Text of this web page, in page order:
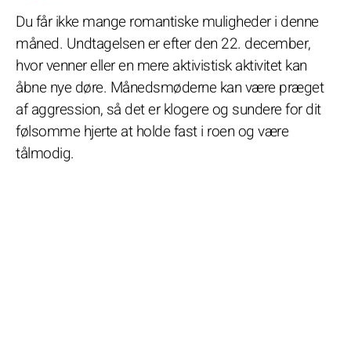
Du får ikke mange romantiske muligheder i denne
måned. Undtagelsen er efter den 22. december,
hvor venner eller en mere aktivistisk aktivitet kan
åbne nye døre. Månedsmøderne kan være præget
af aggression, så det er klogere og sundere for dit
følsomme hjerte at holde fast i roen og være
tålmodig.